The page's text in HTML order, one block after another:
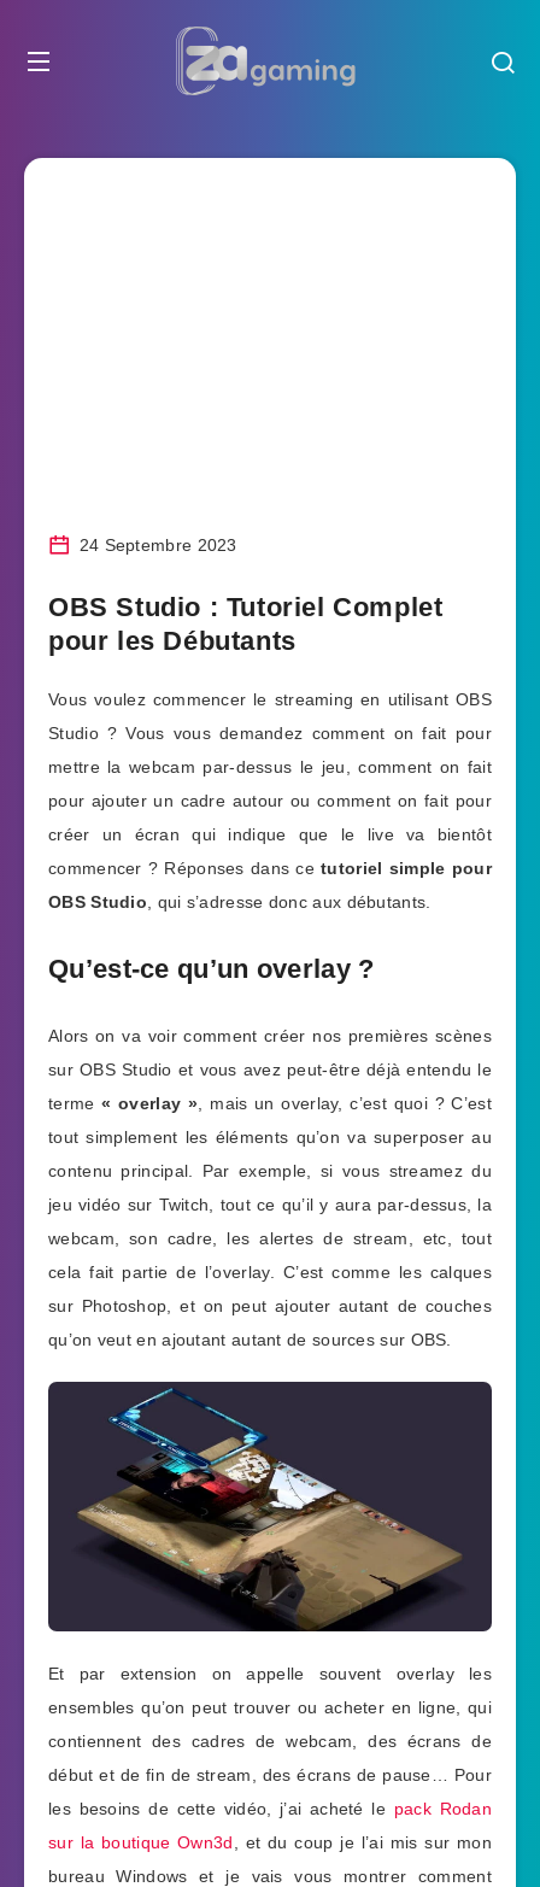
24 Septembre 2023
OBS Studio : Tutoriel Complet
pour les Débutants
Vous voulez commencer le streaming en utilisant OBS
Studio ? Vous vous demandez comment on fait pour
mettre la webcam par-dessus le jeu, comment on fait
pour ajouter un cadre autour ou comment on fait pour
créer un écran qui indique que le live va bientôt
commencer ? Réponses dans cetutoriel simple pour
OBS Studio , qui s’adresse donc aux débutants.
Qu’est-ce qu’un overlay ?
Alors on va voir comment créer nos premières scènes
sur OBS Studio et vous avez peut-être déjà entendu le
terme« overlay » , mais un overlay, c’est quoi ? C’est
tout simplement les éléments qu’on va superposer au
contenu principal. Par exemple, si vous streamez du
jeu vidéo sur Twitch, tout ce qu’il y aura par-dessus, la
webcam, son cadre, les alertes de stream, etc, tout
cela fait partie de l’overlay. C’est comme les calques
sur Photoshop, et on peut ajouter autant de couches
qu’on veut en ajoutant autant de sources sur OBS.
Et par extension on appelle souvent overlay les
ensembles qu’on peut trouver ou acheter en ligne, qui
contiennent des cadres de webcam, des écrans de
début et de fin de stream, des écrans de pause… Pour
les besoins de cette vidéo, j’ai acheté le pack Rodan
sur la boutique Own3d
, et du coup je l’ai mis sur mon
bureau Windows et je vais vous montrer comment